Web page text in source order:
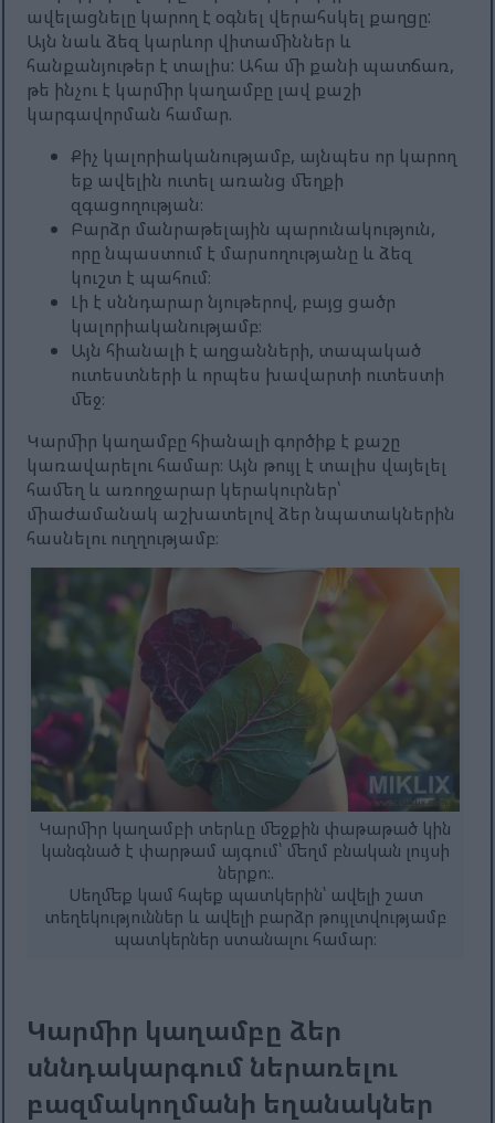
ավելացնելը կարող է օգնել վերահսկել քաղցը:
Այն նաև ձեզ կարևոր վիտամիններ և
հանքանյութեր է տալիս: Ահա մի քանի պատճառ,
թե ինչու է կարմիր կաղամբը լավ քաշի
կարգավորման համար.
Քիչ կալորիականությամբ, այնպես որ կարող
եք ավելին ուտել առանց մեղքի
զգացողության։
Բարձր մանրաթելային պարունակություն,
որը նպաստում է մարսողությանը և ձեզ
կուշտ է պահում։
Լի է սննդարար նյութերով, բայց ցածր
կալորիականությամբ։
Այն հիանալի է աղցանների, տապակած
ուտեստների և որպես խավարտի ուտեստի
մեջ։
Կարմիր կաղամբը հիանալի գործիք է քաշը
կառավարելու համար։ Այն թույլ է տալիս վայելել
համեղ և առողջարար կերակուրներ՝
միաժամանակ աշխատելով ձեր նպատակներին
հասնելու ուղղությամբ։
Կարմիր կաղամբի տերևը մեջքին փաթաթած կին
կանգնած է փարթամ այգում՝ մեղմ բնական լույսի
ներքո:.
Սեղմեք կամ հպեք պատկերին՝ ավելի շատ
տեղեկություններ և ավելի բարձր թույլտվությամբ
պատկերներ ստանալու համար։
Կարմիր կաղամբը ձեր
սննդակարգում ներառելու
բազմակողմանի եղանակներ